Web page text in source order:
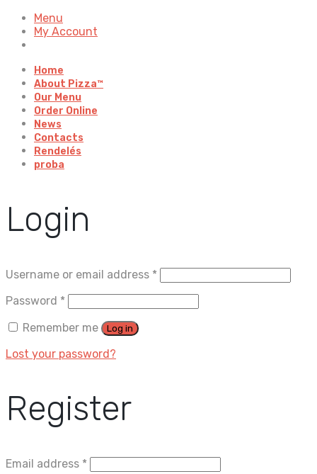
Menu
My Account
Home
About Pizza™
Our Menu
Order Online
News
Contacts
Rendelés
proba
Login
Username or email address *
Password *
Remember me
Log in
Lost your password?
Register
Email address *